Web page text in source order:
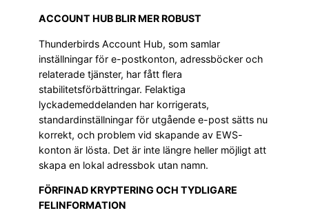
ACCOUNT HUB BLIR MER ROBUST
Thunderbirds Account Hub, som samlar
inställningar för e-postkonton, adressböcker och
relaterade tjänster, har fått flera
stabilitetsförbättringar. Felaktiga
lyckademeddelanden har korrigerats,
standardinställningar för utgående e-post sätts nu
korrekt, och problem vid skapande av EWS-
konton är lösta. Det är inte längre heller möjligt att
skapa en lokal adressbok utan namn.
FÖRFINAD KRYPTERING OCH TYDLIGARE
FELINFORMATION